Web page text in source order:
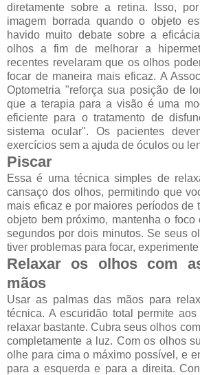
diretamente sobre a retina. Isso,
imagem borrada quando o objeto
havido muito debate sobre a
olhos a fim de melhorar a
recentes revelaram que os olhos
focar de maneira mais eficaz. A
Optometria "reforça sua posição de
que a terapia para a visão é uma
eficiente para o tratamento de
sistema ocular". Os pacientes
exercícios sem a ajuda de óculos ou
Piscar
Essa é uma técnica simples de
cansaço dos olhos, permitindo que
mais eficaz e por maiores períodos de
objeto bem próximo, mantenha o
segundos por dois minutos. Se seus
tiver problemas para focar,
Relaxar os olhos com
mãos
Usar as palmas das mãos para
técnica. A escuridão total permite
relaxar bastante. Cubra seus olhos
completamente a luz. Com os olhos
olhe para cima o máximo possível, e
para a esquerda e para a direita.